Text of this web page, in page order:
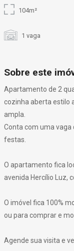
104m²
1 vaga
Sobre este
Apartamento de 2
cozinha aberta estilo
ampla.
Conta com uma vaga
festas.
O apartamento fica
avenida Hercílio Luz,
O imóvel fica 100%
ou para comprar e
Agende sua visita e